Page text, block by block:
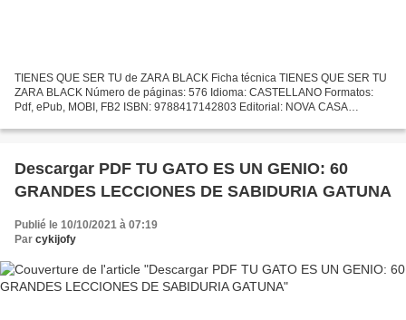
TIENES QUE SER TU de ZARA BLACK Ficha técnica TIENES QUE SER TU
ZARA BLACK Número de páginas: 576 Idioma: CASTELLANO Formatos:
Pdf, ePub, MOBI, FB2 ISBN: 9788417142803 Editorial: NOVA CASA
Descargar PDF TU GATO ES UN GENIO: 60
GRANDES LECCIONES DE SABIDURIA GATUNA
Publié le 10/10/2021 à 07:19
Par cykijofy